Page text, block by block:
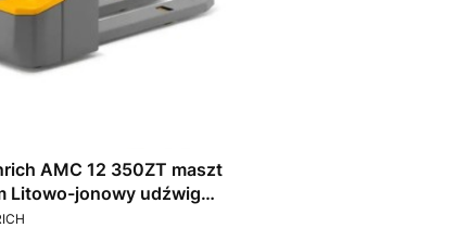
AMC 12 350ZT maszt